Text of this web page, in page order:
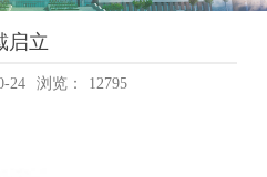
启立
24 浏览： 12795